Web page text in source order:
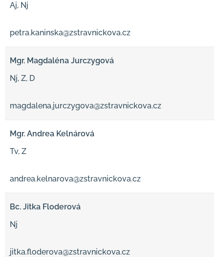
Aj, Nj
petra.kaninska@zstravnickova.cz
Mgr. Magdaléna Jurczygová
Nj, Z, D
magdalena.jurczygova@zstravnickova.cz
Mgr. Andrea Kelnárová
Tv, Z
andrea.kelnarova@zstravnickova.cz
Bc. Jitka Floderová
Nj
jitka.floderova@zstravnickova.cz